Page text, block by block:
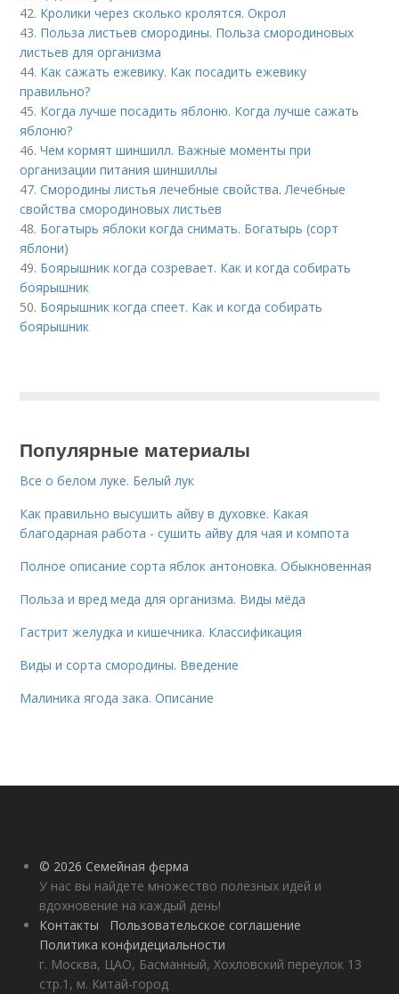
42. Кролики через сколько кролятся. Окрол
43. Польза листьев смородины. Польза смородиновых
листьев для организма
44. Как сажать ежевику. Как посадить ежевику
правильно?
45. Когда лучше посадить яблоню. Когда лучше сажать
яблоню?
46.Чем кормят шиншилл. Важные моменты при
организации питания шиншиллы
47.Смородины листья лечебные свойства. Лечебные
свойства смородиновых листьев
48. Богатырь яблоки когда снимать. Богатырь (сорт
яблони)
49. Боярышник когда созревает. Как и когда собирать
боярышник
50. Боярышник когда спеет. Как и когда собирать
боярышник
Популярные материалы
Все о белом луке. Белый лук
Как правильно высушить айву в духовке. Какая
благодарная работа - сушить айву для чая и компота
Полное описание сорта яблок антоновка. Обыкновенная
Польза и вред меда для организма. Виды мёда
Гастрит желудка и кишечника. Классификация
Виды и сорта смородины. Введение
Малиника ягода зака. Описание
© 2026 Семейная ферма
У нас вы найдете множество полезных идей и
вдохновение на каждый день!
Контакты
Пользовательское соглашение
Политика конфидециальности
г. Москва, ЦАО, Басманный, Хохловский переулок 13
стр.1, м. Китай-город